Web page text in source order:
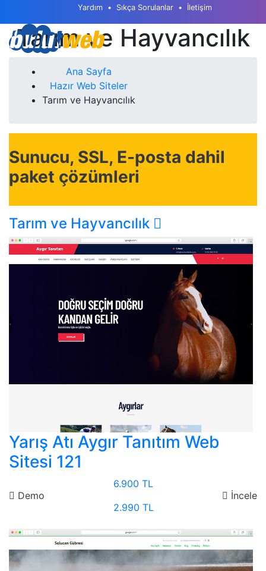
Yardım Sıkça Sorulanlar İletişim
Tarım ve Hayvancılık
Ana Sayfa
Hazır Web Siteler
Tarım ve Hayvancılık
Sunucu, SSL, E-posta dahil
paket çözümleri
Tarım ve Hayvancılık
Yarış Atı Aygır Tanıtım Web
Sitesi 121
Demo
6.900 TL
2.990 TL
İncele